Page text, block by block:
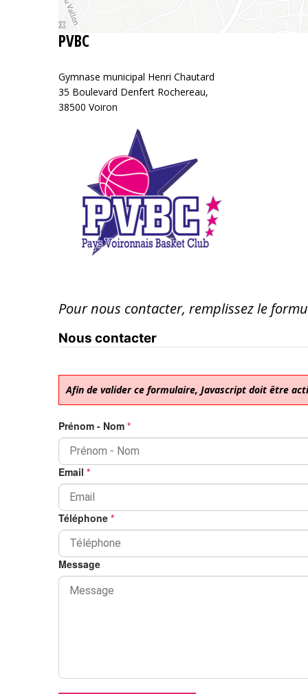
PVBC
Gymnase municipal Henri Chautard
35 Boulevard Denfert Rochereau,
38500 Voiron
Pour nous contacter, remplissez le
Nous contacter
Afin de valider ce formulaire, Javascript doit être
Prénom - Nom *
Email *
Téléphone *
Message